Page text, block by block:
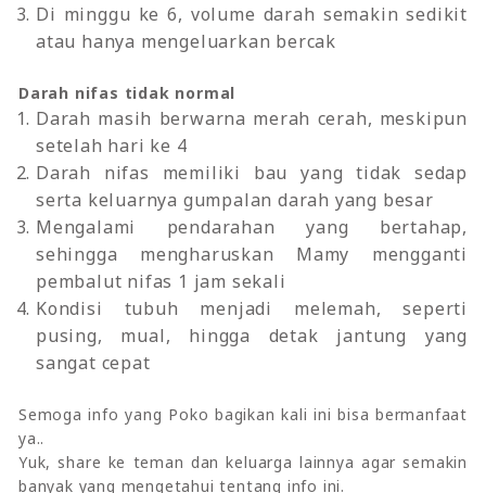
Di minggu ke 6, volume darah semakin sedikit
atau hanya mengeluarkan bercak
Darah nifas tidak normal
Darah masih berwarna merah cerah, meskipun
setelah hari ke 4
Darah nifas memiliki bau yang tidak sedap
serta keluarnya gumpalan darah yang besar
Mengalami pendarahan yang bertahap,
sehingga mengharuskan Mamy mengganti
pembalut nifas 1 jam sekali
Kondisi tubuh menjadi melemah, seperti
pusing, mual, hingga detak jantung yang
sangat cepat
Semoga info yang Poko bagikan kali ini bisa bermanfaat
ya..
Yuk, share ke teman dan keluarga lainnya agar semakin
banyak yang mengetahui tentang info ini.